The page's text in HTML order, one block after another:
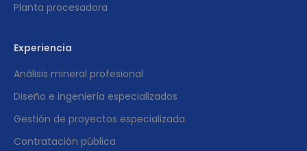
Planta procesadora
Experiencia
Análisis mineral profesional
Diseño e ingeniería especializados
Gestión de proyectos especializada
Contratación pública